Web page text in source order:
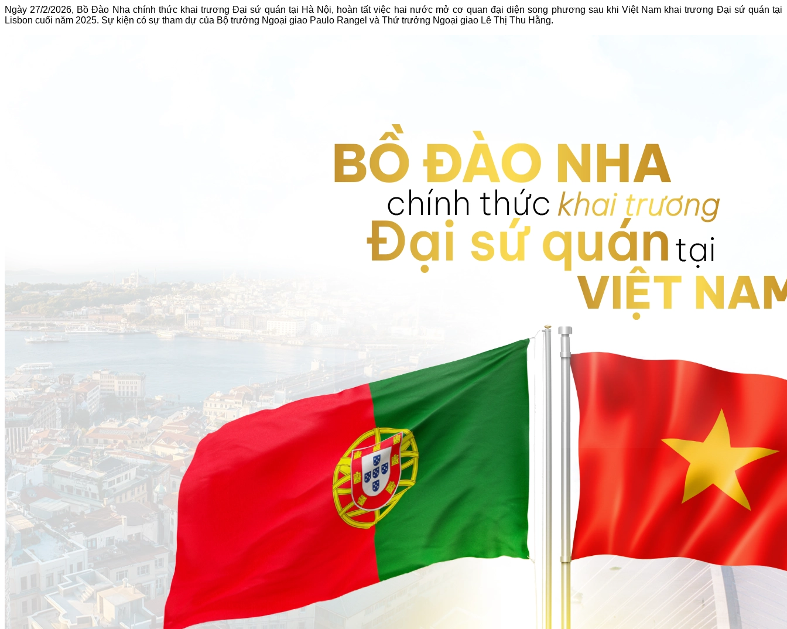
Ngày 27/2/2026, Bồ Đào Nha chính thức khai trương Đại sứ quán tại Hà Nội, hoàn tất việc hai nước mở cơ quan đại diện song phương sau khi Việt Nam khai trương Đại sứ quán tại
Lisbon cuối năm 2025. Sự kiện có sự tham dự của Bộ trưởng Ngoại giao Paulo Rangel và Thứ trưởng Ngoại giao Lê Thị Thu Hằng.